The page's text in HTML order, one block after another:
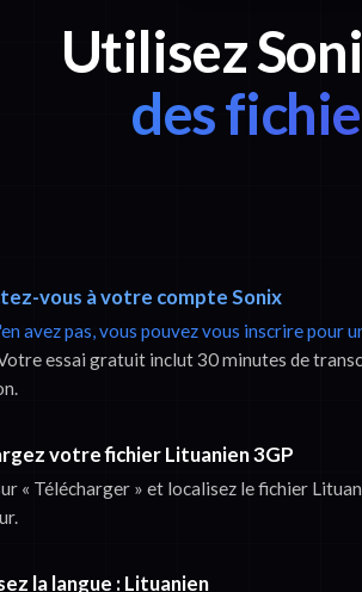
Utilisez
des
vous à votre compte Sonix
avez pas, vous pouvez vous inscrire pour
essai gratuit inclut 30 minutes de
votre fichier Lituanien 3GP
« Télécharger » et localisez le fichier
la langue : Lituanien